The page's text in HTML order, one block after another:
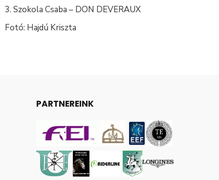
Szokola Csaba – DON DEVERAUX
Fotó: Hajdú Kriszta
PARTNEREINK